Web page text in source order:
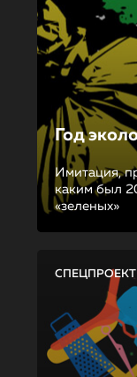
Год
Имитация,
каким был
«зеленых»
СПЕЦПРОЕКТ